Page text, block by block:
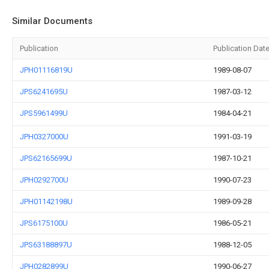
Similar Documents
Publication Publication Date
JPH01116819U 1989-08-07
JPS6241695U 1987-03-12
JPS5961499U 1984-04-21
JPH0327000U 1991-03-19
JPS62165699U 1987-10-21
JPH0292700U 1990-07-23
JPH01142198U 1989-09-28
JPS6175100U 1986-05-21
JPS63188897U 1988-12-05
JPH0282899U 1990-06-27